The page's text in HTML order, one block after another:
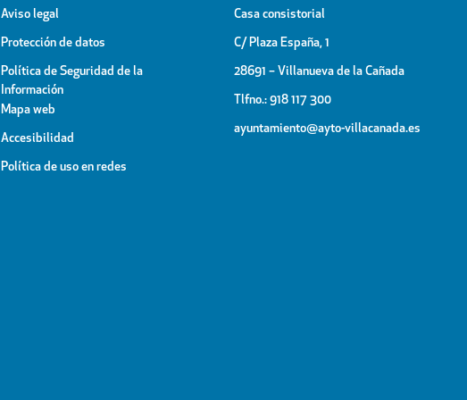
Aviso legal
Protección de datos
Política de Seguridad de la
Información
Mapa web
Accesibilidad
Política de uso en redes
Casa consistorial
C/ Plaza España, 1
28691 – Villanueva de la Cañada
Tlfno.: 918 117 300
ayuntamiento@ayto-villacanada.es